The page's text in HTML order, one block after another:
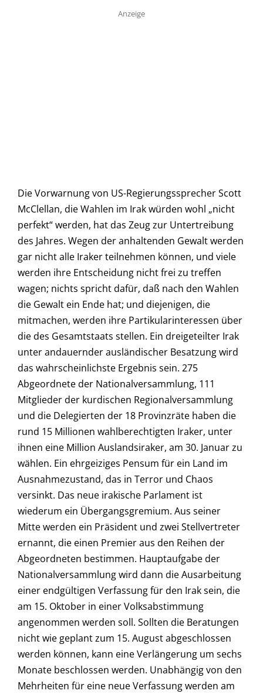
Anzeige
Die Vorwarnung von US-Regierungssprecher Scott
McClellan, die Wahlen im Irak würden wohl „nicht
perfekt“ werden, hat das Zeug zur Untertreibung
des Jahres. Wegen der anhaltenden Gewalt werden
gar nicht alle Iraker teilnehmen können, und viele
werden ihre Entscheidung nicht frei zu treffen
wagen; nichts spricht dafür, daß nach den Wahlen
die Gewalt ein Ende hat; und diejenigen, die
mitmachen, werden ihre Partikularinteressen über
die des Gesamtstaats stellen. Ein dreigeteilter Irak
unter andauernder ausländischer Besatzung wird
das wahrscheinlichste Ergebnis sein. 275
Abgeordnete der Nationalversammlung, 111
Mitglieder der kurdischen Regionalversammlung
und die Delegierten der 18 Provinzräte haben die
rund 15 Millionen wahlberechtigten Iraker, unter
ihnen eine Million Auslandsiraker, am 30. Januar zu
wählen. Ein ehrgeiziges Pensum für ein Land im
Ausnahmezustand, das in Terror und Chaos
versinkt. Das neue irakische Parlament ist
wiederum ein Übergangsgremium. Aus seiner
Mitte werden ein Präsident und zwei Stellvertreter
ernannt, die einen Premier aus den Reihen der
Abgeordneten bestimmen. Hauptaufgabe der
Nationalversammlung wird dann die Ausarbeitung
einer endgültigen Verfassung für den Irak sein, die
am 15. Oktober in einer Volksabstimmung
angenommen werden soll. Sollten die Beratungen
nicht wie geplant zum 15. August abgeschlossen
werden können, kann eine Verlängerung um sechs
Monate beschlossen werden. Unabhängig von den
Mehrheiten für eine neue Verfassung werden am